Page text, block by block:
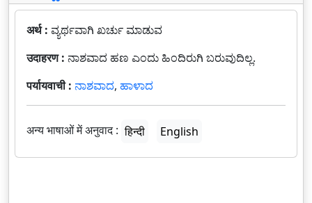
अर्थ : ವ್ಯರ್ಥವಾಗಿ ಖರ್ಚು ಮಾಡುವ
उदाहरण : ನಾಶವಾದ ಹಣ ಎಂದು ಹಿಂದಿರುಗಿ ಬರುವುದಿಲ್ಲ.
पर्यायवाची : ನಾಶವಾದ, ಹಾಳಾದ
अन्य भाषाओं में अनुवाद : हिन्दी English